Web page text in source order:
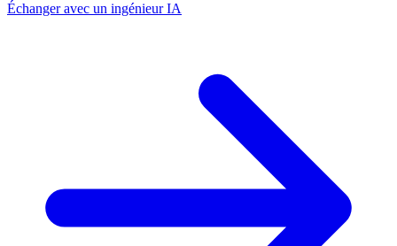
Échanger avec un ingénieur IA